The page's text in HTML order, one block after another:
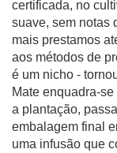
certificada, no
suave, sem notas
mais prestamos
aos métodos de
é um nicho -
Mate enquadra-
a plantação,
embalagem final
uma infusão que